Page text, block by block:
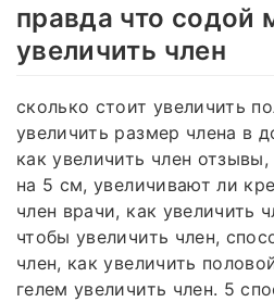
правда что содой
увеличить член
сколько стоит увеличить
увеличить размер члена в
как увеличить член
на 5 см, увеличивают ли
член врачи, как увеличить
чтобы увеличить член,
член, как увеличить
гелем увеличить член. 5